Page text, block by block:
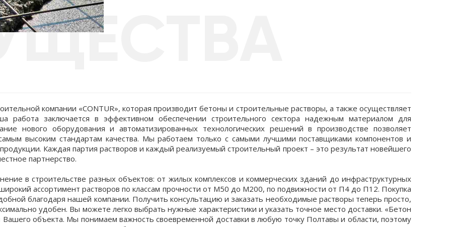
компании «CONTUR», которая производит бетоны и строительные растворы, а также осуществляет
работа заключается в эффективном обеспечении строительного сектора надежным материалом для
нового оборудования и автоматизированных технологических решений в производстве позволяет
высоким стандартам качества. Мы работаем только с самыми лучшими поставщиками компонентов и
Каждая партия растворов и каждый реализуемый строительный проект – это результат новейшего
партнерство.
в строительстве разных объектов: от жилых комплексов и коммерческих зданий до инфраструктурных
ассортимент растворов по классам прочности от М50 до М200, по подвижности от П4 до П12. Покупка
благодаря нашей компании. Получить консультацию и заказать необходимые растворы теперь просто,
удобен. Вы можете легко выбрать нужные характеристики и указать точное место доставки. «Бетон
Вашего объекта. Мы понимаем важность своевременной доставки в любую точку Полтавы и области, поэтому